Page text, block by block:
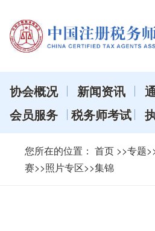
协会概况 新闻资讯
会员服务
税务师考试
您所在的位置： 首页 >>专题
赛>>照片专区>>集锦